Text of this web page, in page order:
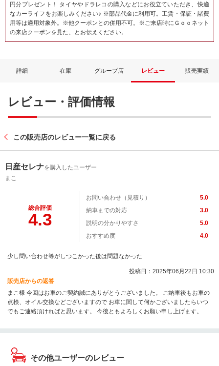
円分プレゼント！ タイヤやドラレコの購入などにお役立ていただき、快適
なカーライフをお楽しみください♪ ※部品代金に利用可。工賃・保証・諸費
用等は適用対象外。※他クーポンとの併用不可。※ご来店時にＧｏｏネット
の来店クーポンを見た、とお伝えください。
詳細 在庫 グループ店 レビュー 販売実績
レビュー・評価情報
この販売店のレビュー一覧に戻る
日産セレナを購入したユーザー
まこ
総合評価
4.3
お問い合わせ（見積り）
5.0
納車までの対応
3.0
説明の分かりやすさ
5.0
おすすめ度
4.0
少し問い合わせ等がしつこかった後は問題なかった
投稿日：2025年06月22日 10:30
販売店からの返答
まこ様 今回はお車のご契約誠にありがとうございました。 ご納車後もお車の
点検、オイル交換などございますので お車に関して何かございましたらいつ
でもご連絡頂ければと思います。 今後ともよろしくお願い申し上げます。
その他ユーザーのレビュー